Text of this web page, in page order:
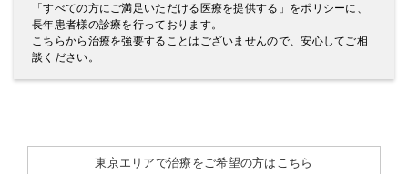
「すべての方にご満足いただける医療を提供する」をポリシーに、
長年患者様の診療を行っております。
こちらから治療を強要することはございませんので、安心してご相
談ください。
東京エリアで治療をご希望の方はこちら